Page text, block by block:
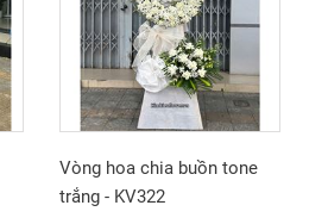
Vòng hoa chia buồn tone
trắng - KV322